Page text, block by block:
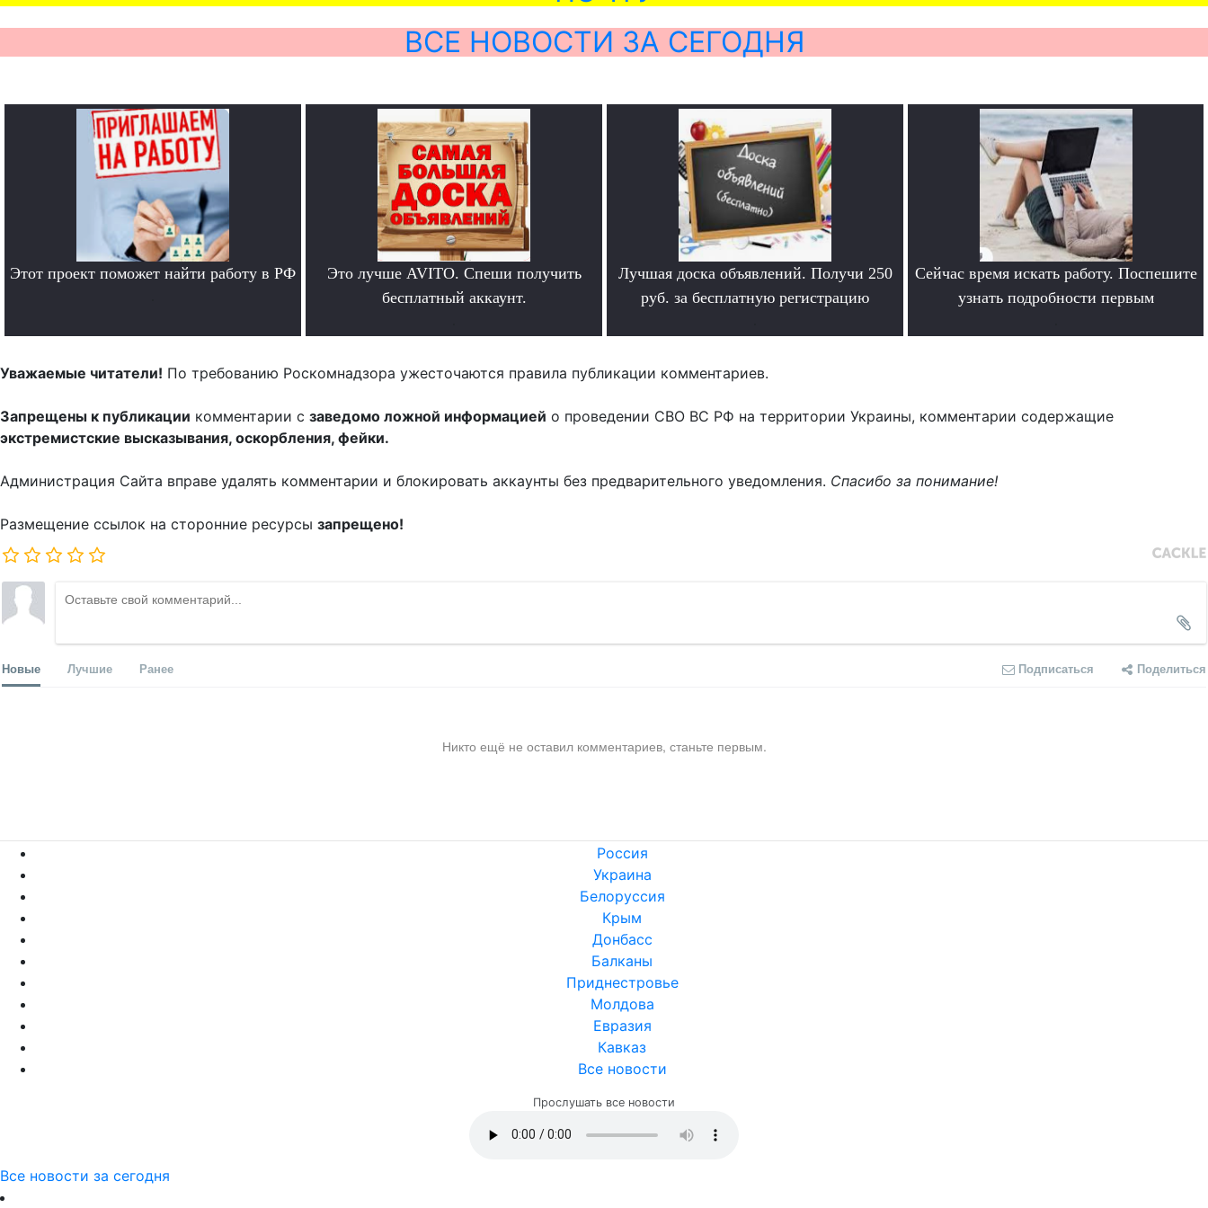
ВСЕ НОВОСТИ ЗА СЕГОДНЯ
Этот проект поможет найти работу в РФ
Это лучше AVITO. Спеши получить
бесплатный аккаунт.
Лучшая доска объявлений. Получи 250
руб. за бесплатную регистрацию
Сейчас время искать работу. Поспешите
узнать подробности первым
Уважаемые читатели! По требованию Роскомнадзора ужесточаются правила публикации комментариев.
Запрещены к публикации комментарии с заведомо ложной информацией о проведении СВО ВС РФ на территории Украины, комментарии содержащие
экстремистские высказывания, оскорбления, фейки.
Администрация Сайта вправе удалять комментарии и блокировать аккаунты без предварительного уведомления. Спасибо за понимание!
Размещение ссылок на сторонние ресурсы запрещено!
Новые Лучшие Ранее Подписаться Поделиться
Никто ещё не оставил комментариев, станьте первым.
Россия
Украина
Белоруссия
Крым
Донбасс
Балканы
Приднестровье
Молдова
Евразия
Кавказ
Все новости
Прослушать все новости
Все новости за сегодня